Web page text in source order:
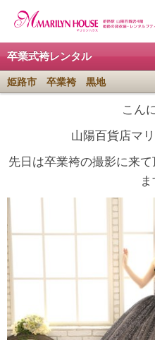
卒業式袴レンタル
姫路市 卒業袴 黒地
こん
山陽百貨店マ
先日は卒業袴の撮影に来
ま